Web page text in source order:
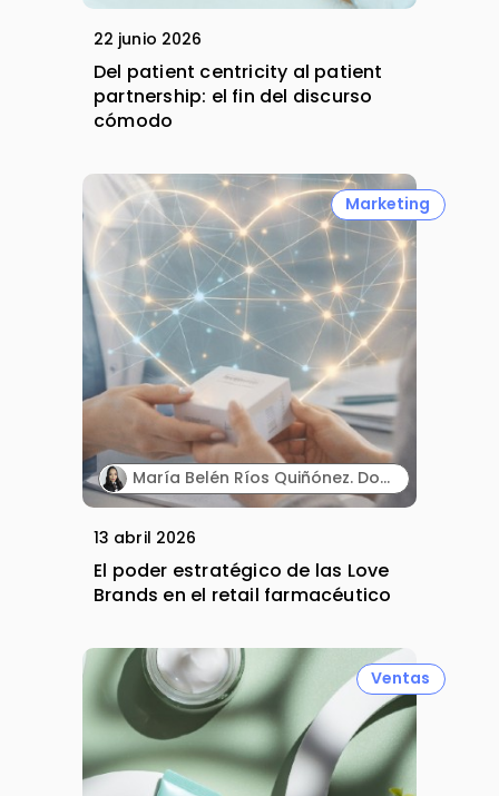
22 junio 2026
Del patient centricity al patient
partnership: el fin del discurso
cómodo
Marketing
María Belén Ríos Quiñónez. Docente investigadora. Instituto Superior Tecnológico Cordillera (Ecuador).
13 abril 2026
El poder estratégico de las Love
Brands en el retail farmacéutico
Ventas